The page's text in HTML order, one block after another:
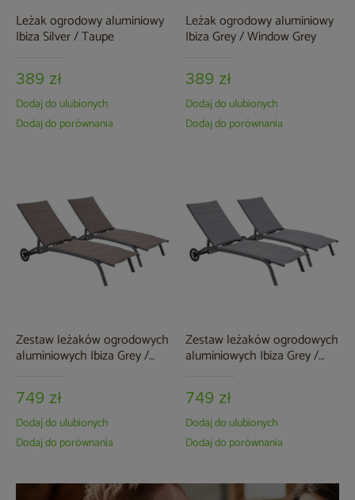
Leżak ogrodowy aluminiowy
Ibiza Silver / Taupe
389 zł
Dodaj do ulubionych
Dodaj do porównania
Leżak ogrodowy aluminiowy
Ibiza Grey / Window Grey
389 zł
Dodaj do ulubionych
Dodaj do porównania
Zestaw leżaków ogrodowych
aluminiowych Ibiza Grey /
749 zł
Dodaj do ulubionych
Dodaj do porównania
Zestaw leżaków ogrodowych
aluminiowych Ibiza Grey /
749 zł
Dodaj do ulubionych
Dodaj do porównania